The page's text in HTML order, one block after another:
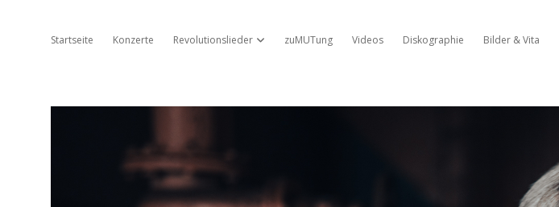
Startseite Konzerte Revolutionslieder Dropdown-Menü öffnen
zuMUTung Videos Diskographie Bilder & Vita
Ambros